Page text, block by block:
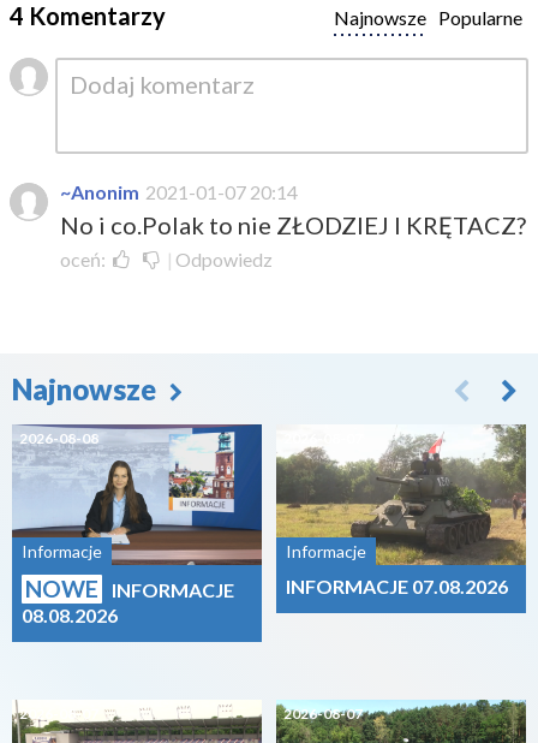
4 Komentarzy Popularne
Najnowsze
~Anonim 2021-01-07 20:14
No i co.Polak to nie ZŁODZIEJ I KRĘTACZ?
oceń: | Odpowiedz
Najnowsze
2026-08-08
Informacje
NOWE
INFORMACJE
08.08.2026
2026-08-07
Informacje
INFORMACJE 07.08.2026
2026-08-07